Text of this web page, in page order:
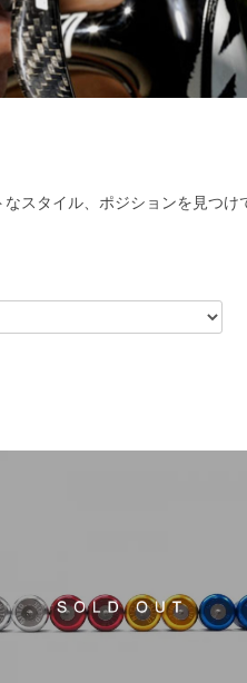
スタイル、ポジションを見つけ